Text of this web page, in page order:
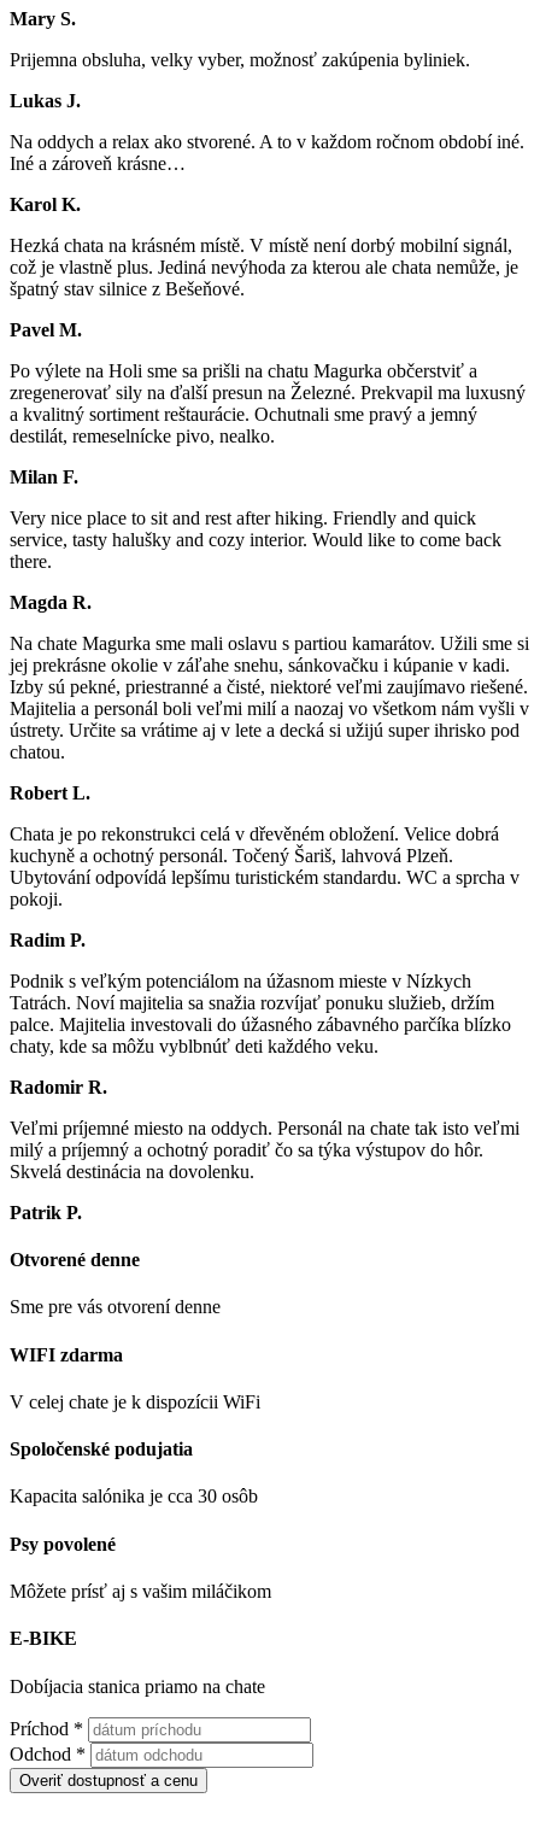
Mary S.
Prijemna obsluha, velky vyber, možnosť zakúpenia byliniek.
Lukas J.
Na oddych a relax ako stvorené. A to v každom ročnom období iné.
Iné a zároveň krásne…
Karol K.
Hezká chata na krásném místě. V místě není dorbý mobilní signál,
což je vlastně plus. Jediná nevýhoda za kterou ale chata nemůže, je
špatný stav silnice z Bešeňové.
Pavel M.
Po výlete na Holi sme sa prišli na chatu Magurka občerstviť a
zregenerovať sily na ďalší presun na Železné. Prekvapil ma luxusný
a kvalitný sortiment reštaurácie. Ochutnali sme pravý a jemný
destilát, remeselnícke pivo, nealko.
Milan F.
Very nice place to sit and rest after hiking. Friendly and quick
service, tasty halušky and cozy interior. Would like to come back
there.
Magda R.
Na chate Magurka sme mali oslavu s partiou kamarátov. Užili sme si
jej prekrásne okolie v záľahe snehu, sánkovačku i kúpanie v kadi.
Izby sú pekné, priestranné a čisté, niektoré veľmi zaujímavo riešené.
Majitelia a personál boli veľmi milí a naozaj vo všetkom nám vyšli v
ústrety. Určite sa vrátime aj v lete a decká si užijú super ihrisko pod
chatou.
Robert L.
Chata je po rekonstrukci celá v dřevěném obložení. Velice dobrá
kuchyně a ochotný personál. Točený Šariš, lahvová Plzeň.
Ubytování odpovídá lepšímu turistickém standardu. WC a sprcha v
pokoji.
Radim P.
Podnik s veľkým potenciálom na úžasnom mieste v Nízkych
Tatrách. Noví majitelia sa snažia rozvíjať ponuku služieb, držím
palce. Majitelia investovali do úžasného zábavného parčíka blízko
chaty, kde sa môžu vyblbnúť deti každého veku.
Radomir R.
Veľmi príjemné miesto na oddych. Personál na chate tak isto veľmi
milý a príjemný a ochotný poradiť čo sa týka výstupov do hôr.
Skvelá destinácia na dovolenku.
Patrik P.
Otvorené denne
Sme pre vás otvorení denne
WIFI zdarma
V celej chate je k dispozícii WiFi
Spoločenské podujatia
Kapacita salónika je cca 30 osôb
Psy povolené
Môžete prísť aj s vašim miláčikom
E-BIKE
Dobíjacia stanica priamo na chate
Príchod *
Odchod *
Overiť dostupnosť a cenu